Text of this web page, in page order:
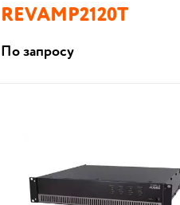
REVAMP2120T
По запросу